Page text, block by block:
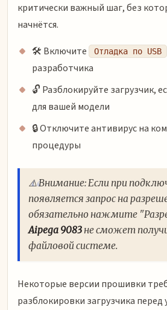
критически важный шаг, без
начнётся.
🛠 Включите
Отладка по USB
разработчика
🔓 Разблокируйте загрузчик,
для вашей модели
🔒 Отключите антивирус на
процедуры
⚠️ Внимание: Если при
появляется запрос на
обязательно нажмите
Aipega 9083не сможет
файловой системе.
Некоторые версии прошивки
разблокировки загрузчика перед